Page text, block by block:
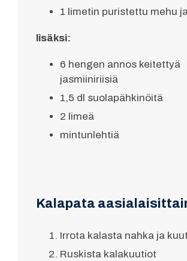
1 limetin puristettu mehu
lisäksi:
6 hengen annos keitettyä
jasmiiniriisiä
1,5 dl suolapähkinöitä
2 limeä
mintunlehtiä
Kalapata
Irrota kalasta nahka ja
Ruskista kalakuutiot